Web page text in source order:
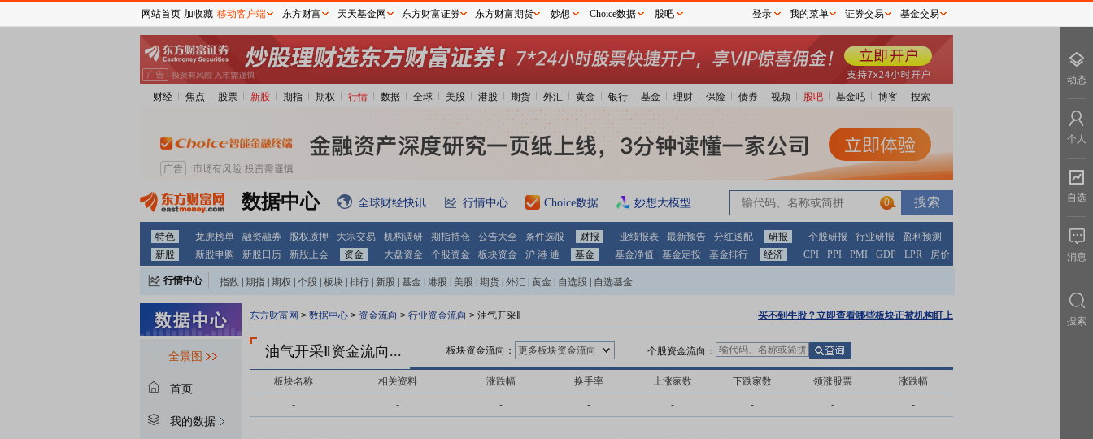
财经 焦点 股票 新股 期指 期权 行情 数据 全球 美股 港股 期货 外汇 黄金 银行 基金 理财 保险 债券 视频 股吧 基金吧 博客 搜索
数据中心 全球财经快讯 行情中心 Choice数据 妙想大模型 0
特色 龙虎榜单 融资融券 股权质押 大宗交易 机构调研 期指持仓 公告大全 条件选股 财报 业绩报表 最新预告 分红送配 研报 个股研报 行业研报
盈利预测
新股
新股申购 新股日历 新股上会 资金 大盘资金 个股资金 板块资金 沪 港 通 基金 基金净值 基金定投 基金排行 经济 CPI PPI PMI GDP LPR 房价
行情中心 指数 期指 期权 个股 板块 排行 新股 基金 港股 美股 期货 外汇 黄金 自选股 自选基金
全景图
首页
我的数据
东方财富网 > 数据中心 > 资金流向 > 行业资金流向 > 油气开采Ⅱ 买不到牛股？立即查看哪些板块正被机构盯上
油气开采Ⅱ资金流向... 板块资金流向： 更多板块资金流向 个股资金流向：
板块名称 相关资料 涨跌幅 换手率 上涨家数 下跌家数 领涨股票 涨跌幅
- - - - - - - -
网站首页 加收藏 移动客户端 东方财富 天天基金网 东方财富证券 东方财富期货 妙想 Choice数据 股吧 登录 我的菜单 证券交易 基金交易
动态
个人
自选
消息
搜索